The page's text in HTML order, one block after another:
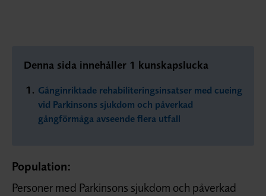
Denna sida innehåller 1 kunskapslucka
Gånginriktade rehabiliteringsinsatser med cueing
vid Parkinsons sjukdom och påverkad
gångförmåga avseende flera utfall
Population:
Personer med Parkinsons sjukdom och påverkad